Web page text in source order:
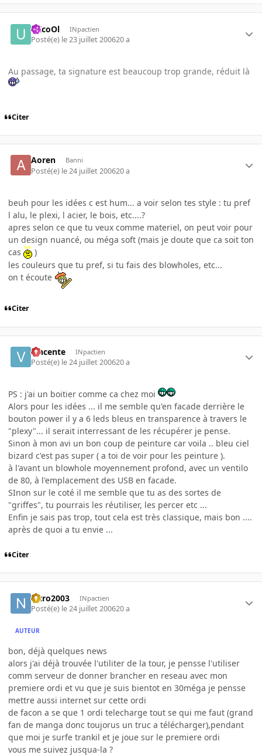
uXcoOl INpactien
Posté(e) le 23 juillet 200620 a
Au passage, ta signature est beaucoup trop grande, réduit là
Citer
Aoren Banni
Posté(e) le 24 juillet 200620 a
beuh pour les idées c est hum... a voir selon tes style : tu pref
l alu, le plexi, l acier, le bois, etc....?
apres selon ce que tu veux comme materiel, on peut voir pour
un design nuancé, ou méga soft (mais je doute que ca soit ton
cas
)
les couleurs que tu pref, si tu fais des blowholes, etc...
on t écoute
Citer
vincente INpactien
Posté(e) le 24 juillet 200620 a
PS : j'ai un boitier comme ca chez moi
Alors pour les idées ... il me semble qu'en facade derrière le
bouton power il y a 6 leds bleus en transparence à travers le
"plexy"... il serait interressant de les récupérer je pense.
Sinon à mon avi un bon coup de peinture car voila .. bleu ciel
bizard c'est pas super ( a toi de voir pour les peinture ).
à l'avant un blowhole moyennement profond, avec un ventilo
de 80, à l'emplacement des USB en facade.
SInon sur le coté il me semble que tu as des sortes de
"griffes", tu pourrais les réutiliser, les percer etc ...
Enfin je sais pas trop, tout cela est très classique, mais bon ....
après de quoi a tu envie ...
Citer
nitro2003 INpactien
Posté(e) le 24 juillet 200620 a
AUTEUR
bon, déjà quelques news
alors j'ai déjà trouvée l'utiliter de la tour, je pensse l'utiliser
comm serveur de donner brancher en reseau avec mon
premiere ordi et vu que je suis bientot en 30méga je pensse
mettre aussi internet sur cette ordi
de facon a se que 1 ordi telecharge tout se qui me faut (grand
fan de manga donc toujorus un truc a télécharger),pendant
que moi je surfe trankil et je joue sur le premiere ordi
vous me suivez jusqua-la ?